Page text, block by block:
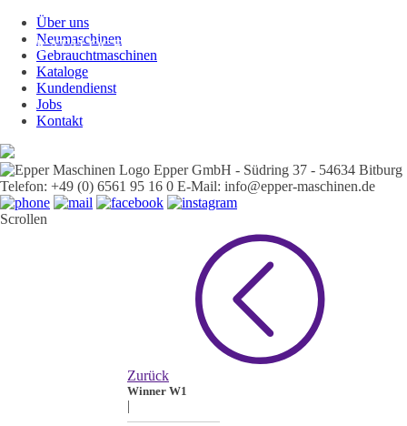
Über uns
Neumaschinen
Gebrauchtmaschinen
Kataloge
Kundendienst
Jobs
Kontakt
Epper GmbH - Südring 37 - 54634 Bitburg
Telefon: +49 (0) 6561 95 16 0 E-Mail: info@epper-maschinen.de
Scrollen
KATALOGE
Zurück
Winner W1
|